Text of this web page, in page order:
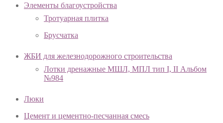
Элементы благоустройства
Тротуарная плитка
Брусчатка
ЖБИ для железнодорожного строительства
Лотки дренажные МШЛ, МПЛ тип I, II Альбом
№984
Люки
Цемент и цементно-песчанная смесь